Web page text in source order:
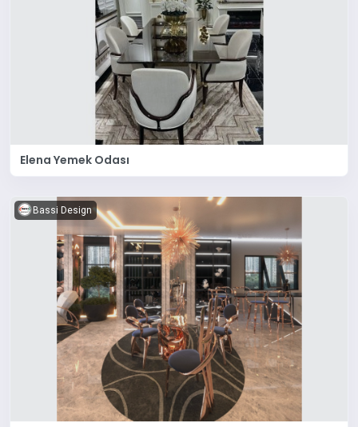
Elena Yemek Odası
Bassi Design